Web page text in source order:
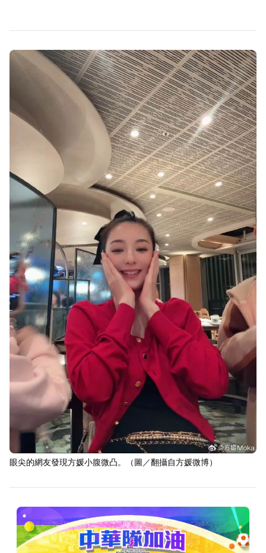
眼尖的網友發現方媛小腹微凸。（圖／翻攝自方媛微博）